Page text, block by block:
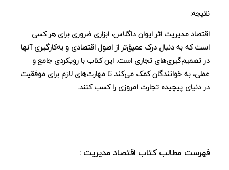
نتیجه:
اقتصاد مدیریت اثر ایوان داگلاس، ابزاری ضروری برای هر کسی
است که به دنبال درک عمیق‌تر از اصول اقتصادی و به‌کارگیری آنها
در تصمیم‌گیری‌های تجاری است. این کتاب با رویکردی جامع و
عملی، به خوانندگان کمک می‌کند تا مهارت‌های لازم برای موفقیت
در دنیای پیچیده تجارت امروزی را کسب کنند.
فهرست مطالب کتاب اقتصاد مدیریت :